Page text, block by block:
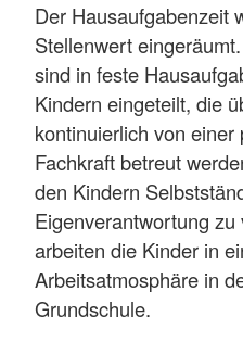
Der Hausaufgabenzeit
Stellenwert
sind in feste
Kindern eingeteilt, die
kontinuierlich von einer
Fachkraft betreut
den Kindern
Eigenverantwortung
arbeiten die Kinder in
Arbeitsatmosphäre in
Grundschule.